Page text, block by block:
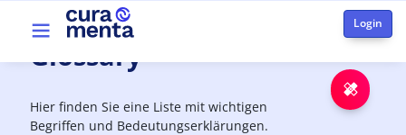
Skip to main content
Top menu
Glossary
Hier finden Sie eine Liste mit wichtigen
Begriffen und Bedeutungserklärungen.